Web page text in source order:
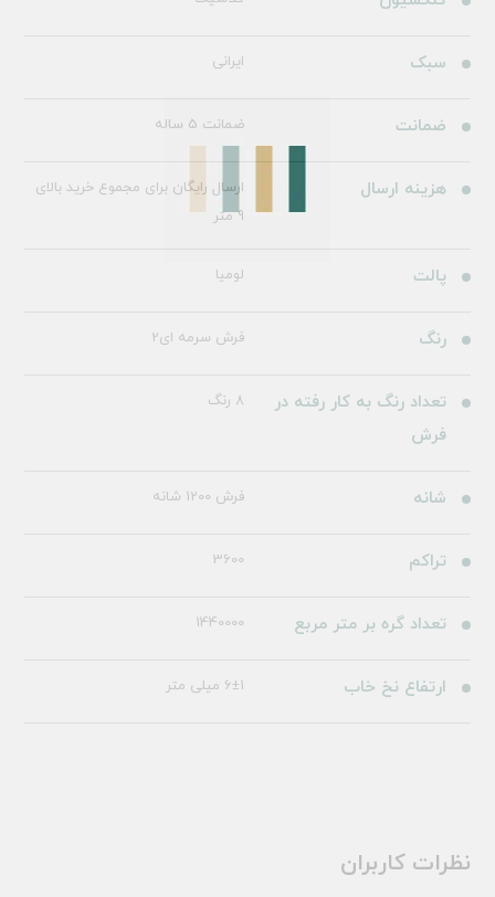
سبک ایرانی
ضمانت ضمانت 5 ساله
هزینه ارسال
ارسال رایگان برای مجموع خرید بالای
9 متر
پالت لومیا
رنگ فرش سرمه ای2
تعداد رنگ به کار رفته در
فرش
8 رنگ
شانه فرش 1200 شانه
تراکم 3600
تعداد گره بر متر مربع 1440000
ارتفاع نخ خاب 6±1 میلی متر
نظرات کاربران